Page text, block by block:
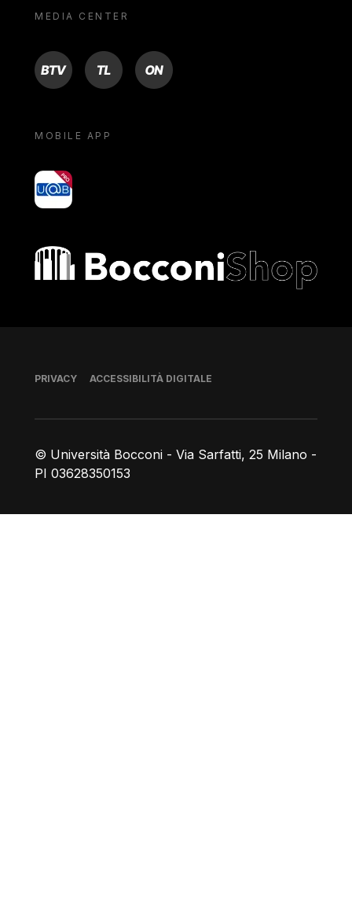
MEDIA CENTER
BTV TL ON
MOBILE APP
yoU@B
Bocconi shop
© Università Bocconi - Via Sarfatti, 25 Milano -
PI 03628350153
Piè di pagina
PRIVACY ACCESSIBILITÀ DIGITALE